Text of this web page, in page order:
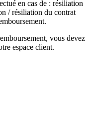
en cas de : résiliation
/ résiliation du contrat
vous devez
espace client.